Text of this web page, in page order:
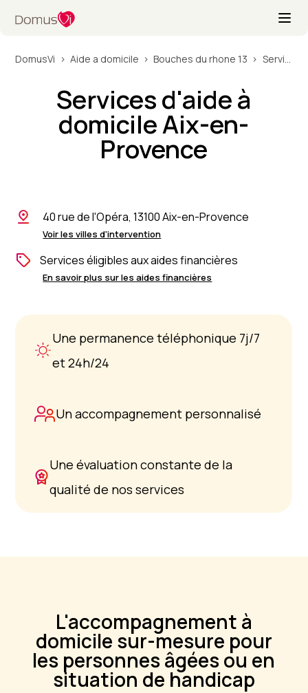
DomusVi Aide a domicile Bouches du rhone 13 Services d'aide à domicile Aix-en-Provence
Services d'aide à
domicile Aix-en-
Provence
40 rue de l'Opéra, 13100 Aix-en-Provence
Voir les villes d'intervention
Services éligibles aux aides financières
En savoir plus sur les aides financières
Une permanence téléphonique 7j/7
et 24h/24
Un accompagnement personnalisé
Une évaluation constante de la
qualité de nos services
L'accompagnement à
domicile sur-mesure pour
les personnes âgées ou en
situation de handicap